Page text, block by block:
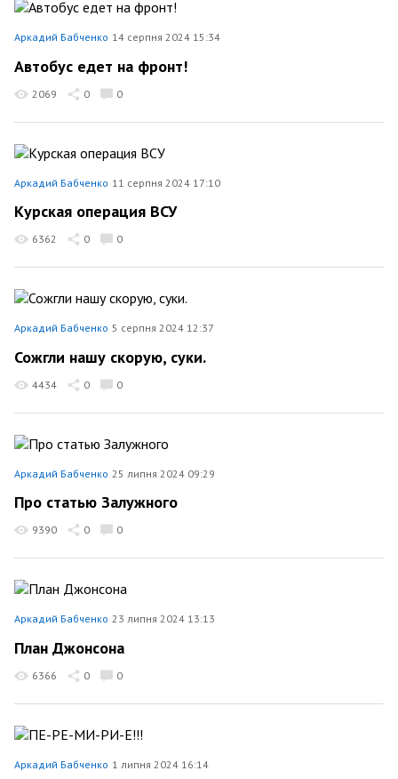
Аркадий Бабченко 14 серпня 2024 15:34
Автобус едет на фронт!
2069 0 0
Аркадий Бабченко 11 серпня 2024 17:10
Курская операция ВСУ
6362 0 0
Аркадий Бабченко 5 серпня 2024 12:37
Сожгли нашу скорую, суки.
4434 0 0
Аркадий Бабченко 25 липня 2024 09:29
Про статью Залужного
9390 0 0
Аркадий Бабченко 23 липня 2024 13:13
План Джонсона
6366 0 0
Аркадий Бабченко 1 липня 2024 16:14